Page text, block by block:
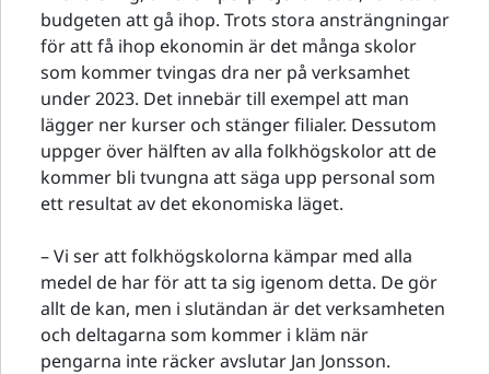
budgeten att gå ihop. Trots stora ansträngningar
för att få ihop ekonomin är det många skolor
som kommer tvingas dra ner på verksamhet
under 2023. Det innebär till exempel att man
lägger ner kurser och stänger filialer. Dessutom
uppger över hälften av alla folkhögskolor att de
kommer bli tvungna att säga upp personal som
ett resultat av det ekonomiska läget.
– Vi ser att folkhögskolorna kämpar med alla
medel de har för att ta sig igenom detta. De gör
allt de kan, men i slutändan är det verksamheten
och deltagarna som kommer i kläm när
pengarna inte räcker avslutar Jan Jonsson.